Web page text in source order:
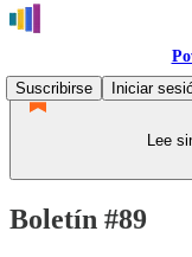
Suscribirse
Iniciar
Lee
Boletín #89